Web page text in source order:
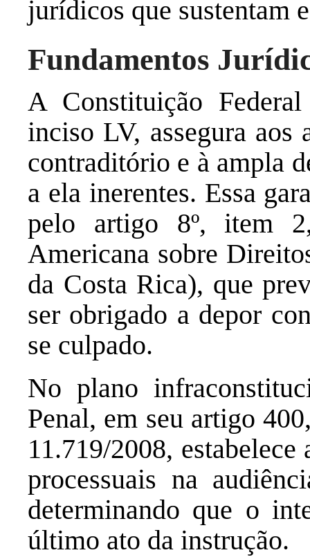
jurídicos que sustentam
Fundamentos
A Constituição
inciso LV, assegura aos
contraditório e à ampla
a ela inerentes. Essa
pelo artigo 8º, item
Americana sobre
da Costa Rica), que
ser obrigado a depor
se culpado.
No plano
Penal, em seu artigo
11.719/2008,
processuais na
determinando que o
último ato da instrução.